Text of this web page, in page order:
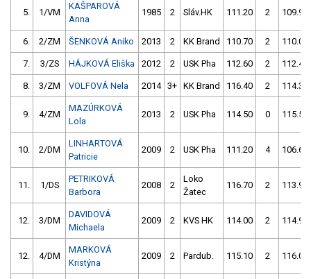
5. 1/VM
KAŠPAROVÁ
Anna
1985 2 Sláv.HK 111.20 2 109.90
6. 2/ZM ŠENKOVÁ Aniko 2013 2 KK Brand 110.70 2 110.00
7. 3/ZS HÁJKOVÁ Eliška 2012 2 USK Pha 112.60 2 112.40
8. 3/ZM VOLFOVÁ Nela 2014 3+ KK Brand 116.40 2 114.30
9. 4/ZM
MAZÚRKOVÁ
Lola
2013 2 USK Pha 114.50 0 115.50
10. 2/DM
LINHARTOVÁ
Patricie
2009 2 USK Pha 111.20 4 106.60
11. 1/DS
PETRIKOVÁ
Barbora
2008 2
Loko
Žatec
116.70 2 113.90
12. 3/DM
DAVIDOVÁ
Michaela
2009 2 KVS HK 114.00 2 114.90
12. 4/DM
MARKOVÁ
Kristýna
2009 2 Pardub. 115.10 2 116.00